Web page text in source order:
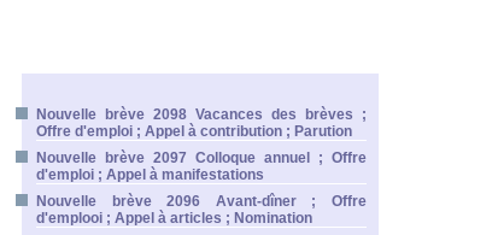
Nouvelle brève 2098 Vacances des brèves ;
Offre d'emploi ; Appel à contribution ; Parution
Nouvelle brève 2097 Colloque annuel ; Offre
d'emploi ; Appel à manifestations
Nouvelle brève 2096 Avant-dîner ; Offre
d'emplooi ; Appel à articles ; Nomination